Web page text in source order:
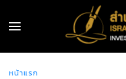
หน้าแรก